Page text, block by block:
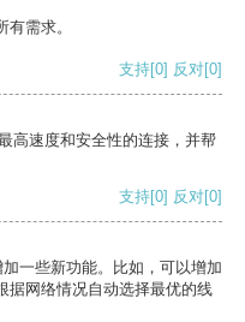
需求。
支持[0] 反对[0]
高速度和安全性的连接，并帮
支持[0] 反对[0]
一些新功能。比如，可以增加
据网络情况自动选择最优的线